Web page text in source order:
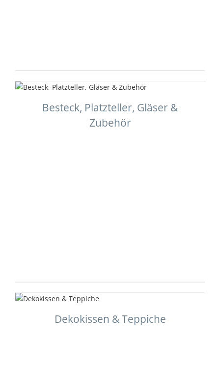
Besteck, Platzteller, Gläser &
Zubehör
Dekokissen & Teppiche